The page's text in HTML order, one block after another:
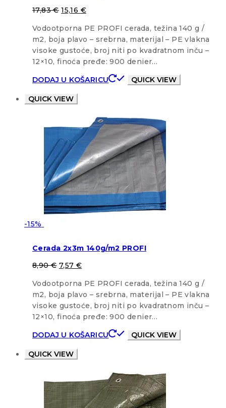
17,83€ 15,16 €
Vodootporna PE PROFI cerada, težina 140 g /
m2, boja plavo – srebrna, materijal – PE vlakna
visoke gustoće, broj niti po kvadratnom inču –
12×10, finoća pređe: 900 denier…
DODAJ U KOŠARICU
QUICK VIEW
QUICK VIEW
-15%
Cerada 2x3m 140g/m2 PROFI
8,90€ 7,57 €
Vodootporna PE PROFI cerada, težina 140 g /
m2, boja plavo – srebrna, materijal – PE vlakna
visoke gustoće, broj niti po kvadratnom inču –
12×10, finoća pređe: 900 denier…
DODAJ U KOŠARICU
QUICK VIEW
QUICK VIEW